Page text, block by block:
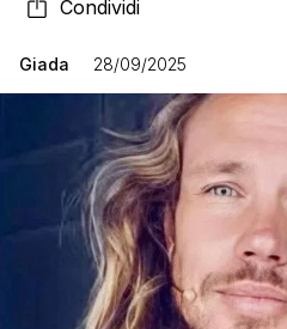
Condividi
Giada 28/09/2025